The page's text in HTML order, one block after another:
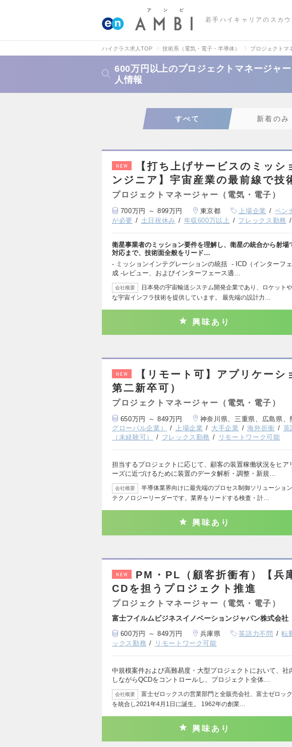
若手ハイキャリアのスカウ
ハイクラス求人TOP 技術系（電気・電子・半導体） プロジェクトマ
600万円以上のプロジェクトマネージャ
人情報
すべて 新着のみ
NEW
【打ち上げサービスのミッ
ンジニア】宇宙産業の最前線で技
プロジェクトマネージャー（電気・電子）
700万円 ～ 899万円 東京都 上場企業 ベン
が必要
土日祝休み 年収600万以上 フレックス勤務
衛星事業者のミッション要件を理解し、衛星の統合から射場
対応まで、技術面全般をリード…
- ミッションインテグレーションの統括 - ICD（インターフ
成 -レビュー、およびインターフェース適…
会社概要
日本発の宇宙輸送システム開発企業であり、ロケット
な宇宙インフラ技術を提供しています。 最先端の設計力…
興味あり
NEW
【リモート可】アプリケーシ
第二新卒可）
プロジェクトマネージャー（電気・電子）
650万円 ～ 849万円 神奈川県、三重県、広島県、
グローバル企業）
上場企業 大手企業 海外折衝 英
（未経験可）
フレックス勤務 リモートワーク可能
担当するプロジェクトに応じて、顧客の装置稼働状況をヒア
ーズに近づけるために装置のデータ解析・調整・新規…
会社概要
半導体業界向けに最先端のプロセス制御ソリューショ
テクノロジーリーダーです。業界をリードする検査・計…
興味あり
NEW
PM・PL（顧客折衝有）【兵
CDを担うプロジェクト推進
プロジェクトマネージャー（電気・電子）
富士フイルムビジネスイノベーションジャパン株式会社
600万円 ～ 849万円 兵庫県 英語力不問 転
ックス勤務
リモートワーク可能
中規模案件および高難易度・大型プロジェクトにおいて、社
しながらQCDをコントロールし、プロジェクト全体…
会社概要
富士ゼロックスの営業部門と全販売会社、富士ゼロッ
を統合し2021年4月1日に誕生。 1962年の創業…
興味あり